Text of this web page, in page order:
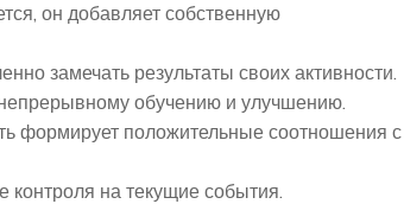
он добавляет собственную
замечать результаты своих активности.
обучению и улучшению.
формирует положительные соотношения с
на текущие события.